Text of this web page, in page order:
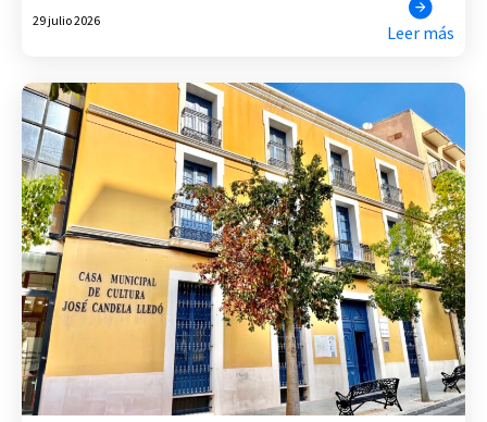
29 julio 2026
Leer más